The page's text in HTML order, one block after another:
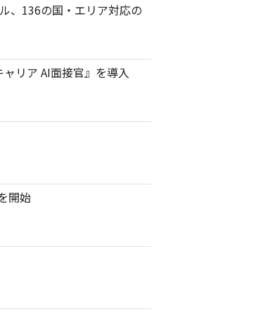
、136の国・エリア対応の
リア AI面接官』を導入
開始